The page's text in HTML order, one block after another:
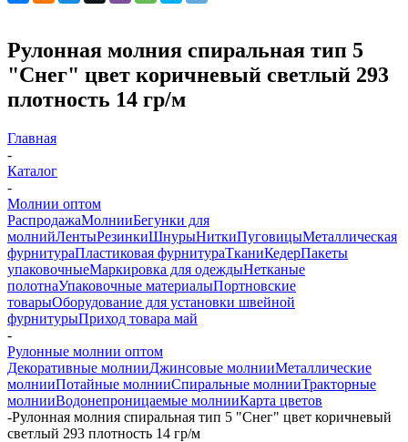
Рулонная молния спиральная тип 5
"Снег" цвет коричневый светлый 293
плотность 14 гр/м
Главная
-
Каталог
-
Молнии оптом
РаспродажаМолнииБегунки для
молнийЛентыРезинкиШнурыНиткиПуговицыМеталлическая
фурнитураПластиковая фурнитураТканиКедерПакеты
упаковочныеМаркировка для одеждыНетканые
полотнаУпаковочные материалыПортновские
товарыОборудование для установки швейной
фурнитурыПриход товара май
-
Рулонные молнии оптом
Декоративные молнииДжинсовые молнииМеталлические
молнииПотайные молнииСпиральные молнииТракторные
молнииВодонепроницаемые молнииКарта цветов
-Рулонная молния спиральная тип 5 "Снег" цвет коричневый
светлый 293 плотность 14 гр/м